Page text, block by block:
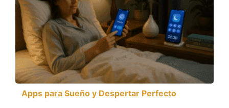
Apps para Sueño y Despertar Perfecto